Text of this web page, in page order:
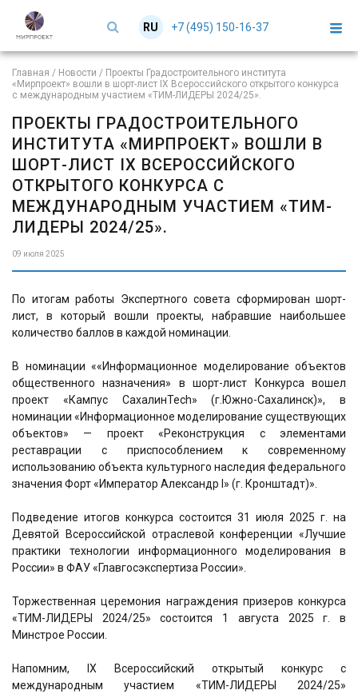
EN
RU +7 (495) 150-16-37
Главная / Новости / Проекты Градостроительного института
«Мирпроект» вошли в шорт-лист IX Всероссийского открытого конкурса
с международным участием «ТИМ-ЛИДЕРЫ 2024/25».
ПРОЕКТЫ ГРАДОСТРОИТЕЛЬНОГО
ИНСТИТУТА «МИРПРОЕКТ» ВОШЛИ В
ШОРТ-ЛИСТ IX ВСЕРОССИЙСКОГО
ОТКРЫТОГО КОНКУРСА С
МЕЖДУНАРОДНЫМ УЧАСТИЕМ «ТИМ-
ЛИДЕРЫ 2024/25».
09 июля 2025
По итогам работы Экспертного совета сформирован шорт-
лист, в который вошли проекты, набравшие наибольшее
количество баллов в каждой номинации.
В номинации ««Информационное моделирование объектов
общественного назначения» в шорт-лист Конкурса вошел
проект «Кампус СахалинTech» (г.Южно-Сахалинск)», в
номинации «Информационное моделирование существующих
объектов» — проект «Реконструкция с элементами
реставрации с приспособлением к современному
использованию объекта культурного наследия федерального
значения Форт «Император Александр I» (г. Кронштадт)».
Подведение итогов конкурса состоится 31 июля 2025 г. на
Девятой Всероссийской отраслевой конференции «Лучшие
практики технологии информационного моделирования в
России» в ФАУ «Главгосэкспертиза России».
Торжественная церемония награждения призеров конкурса
«ТИМ-ЛИДЕРЫ 2024/25» состоится 1 августа 2025 г. в
Минстрое России.
Напомним, IX Всероссийский открытый конкурс с
международным участием «ТИМ-ЛИДЕРЫ 2024/25»